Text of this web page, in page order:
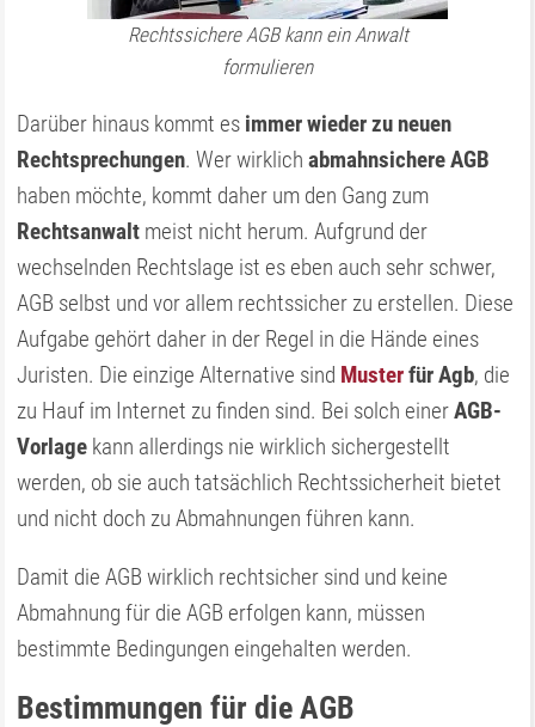
Rechtssichere AGB kann ein Anwalt
formulieren
Darüber hinaus kommt es immer wieder zu neuen
Rechtsprechungen. Wer wirklichabmahnsichere AGB
haben möchte, kommt daher um den Gang zum
Rechtsanwalt meist nicht herum. Aufgrund der
wechselnden Rechtslage ist es eben auch sehr schwer,
AGB selbst und vor allem rechtssicher zu erstellen. Diese
Aufgabe gehört daher in der Regel in die Hände eines
Juristen. Die einzige Alternative sind Musterfür Agb, die
zu Hauf im Internet zu finden sind. Bei solch einerAGB-
Vorlage kann allerdings nie wirklich sichergestellt
werden, ob sie auch tatsächlich Rechtssicherheit bietet
und nicht doch zu Abmahnungen führen kann.
Damit die AGB wirklich rechtsicher sind und keine
Abmahnung für die AGB erfolgen kann, müssen
bestimmte Bedingungen eingehalten werden.
Bestimmungen für die AGB